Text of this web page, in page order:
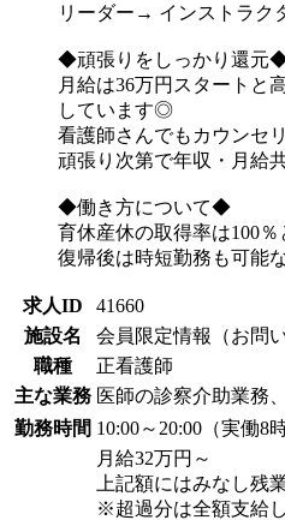
リーダー→ インストラ
◆頑張りをしっかり還元
月給は36万円スタートと
しています◎
看護師さんでもカウンセ
頑張り次第で年収・月給
◆働き方について◆
育休産休の取得率は100
復帰後は時短勤務も可能
求人ID
41660
施設名
会員限定情報（お問
職種
正看護師
主な業務 医師の診察介助業務
勤務時間 10:00～20:00（実働8
月給32万円～
上記額にはみなし残
※超過分は全額支給